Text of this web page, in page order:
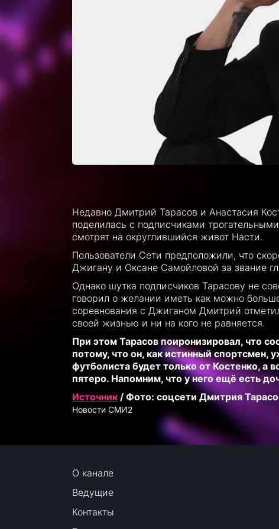
Недавно Дмитрий Тарасов и Анастасия
поделилась с подписчиками
смотрят на округлившийся живот Насти.
Пользователи Сети предположили, что
Джигану и Оксане Самойловой за звание
Однако шутка подписчиков Тарасову не
говорил о желании иметь как можно
соревнования с Джиганом Дмитрий
своей жизнью и ни на кого не равняется.
При этом Тарасов поиронизировал, что
потому, что он, как истинный спортсмен,
футболиста будет только от Костенко,
пятеро. Напомним, что у него ещё есть
Источник / Фото: соцсети Дмитрия
Новости СМИ2
О канале
Ведущие
Контакты